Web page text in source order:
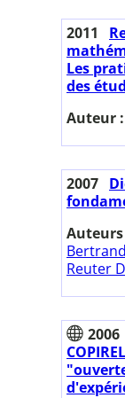
2011
Les
des
Auteur :
2007
Auteurs
Bertrand
Reuter
2006